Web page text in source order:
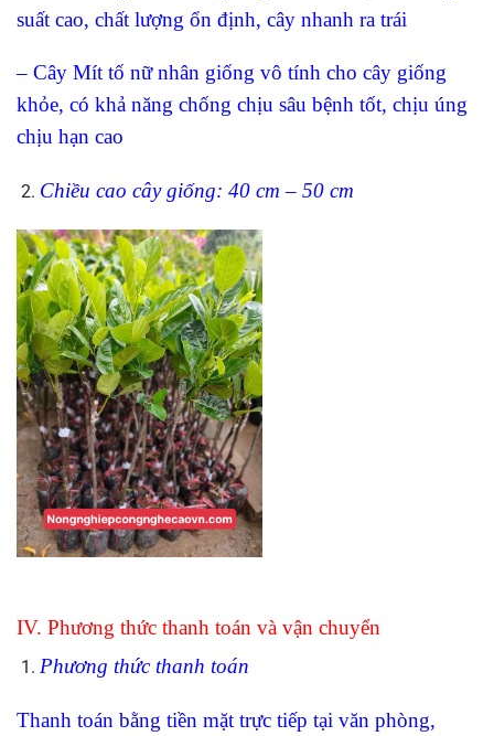
suất cao, chất lượng ổn định, cây nhanh ra trái
– Cây Mít tố nữ nhân giống vô tính cho cây giống
khỏe, có khả năng chống chịu sâu bệnh tốt, chịu úng
chịu hạn cao
Chiều cao cây giống: 40 cm – 50 cm
IV. Phương thức thanh toán và vận chuyển
Phương thức thanh toán
Thanh toán bằng tiền mặt trực tiếp tại văn phòng,